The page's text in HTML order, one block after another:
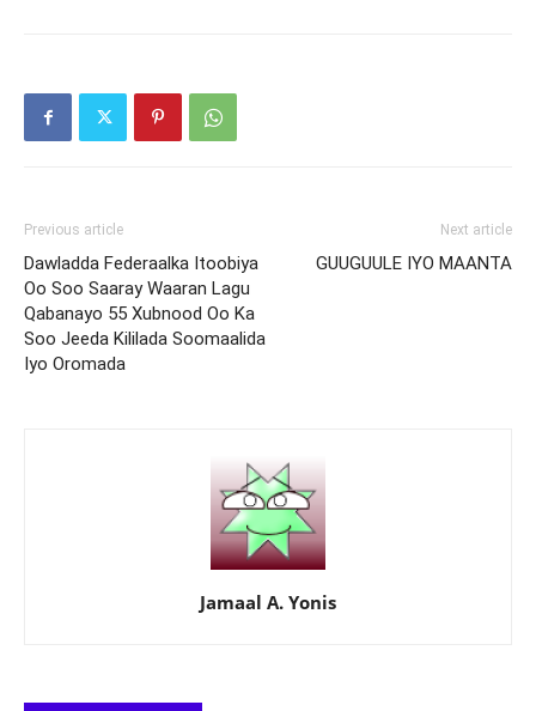
Previous article
Dawladda Federaalka Itoobiya
Oo Soo Saaray Waaran Lagu
Qabanayo 55 Xubnood Oo Ka
Soo Jeeda Kililada Soomaalida
Iyo Oromada
Next article
GUUGUULE IYO MAANTA
Jamaal A. Yonis